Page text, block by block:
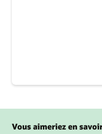
Vous aimeriez en